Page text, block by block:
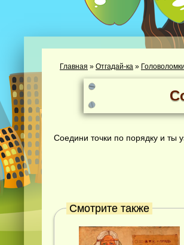
Главная » Отгадай-ка » Головоломки
Соедини точки по порядку и ты
Смотрите также